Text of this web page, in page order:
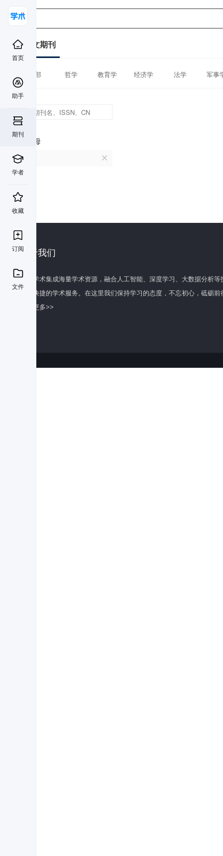
首页
助手
期刊
学者
收藏
订阅
文件
中文期刊
全部 哲学 教育学 经济学 法学 军事
首字母
C
关于我们
百度学术集成海量学术资源，融合人工智能、深度学习、大数据分析
全面快捷的学术服务。在这里我们保持学习的态度，不忘初心，砥砺前
了解更多>>